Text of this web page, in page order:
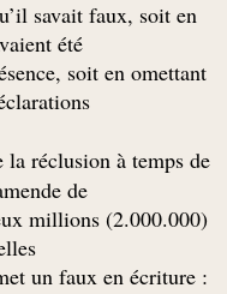
savait faux, soit en
été
soit en omettant
la réclusion à temps de
de
millions (2.000.000)
un faux en écriture